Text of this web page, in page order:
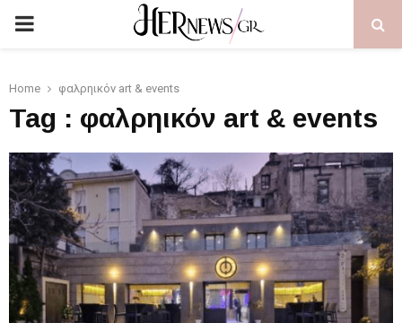
PRIMARY
Home φαλρηικόν art & events
Tag : φαλρηικόν art & events